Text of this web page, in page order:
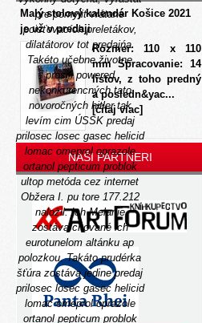
pre pomylit vrátane
poisťovacích preletákov,
dilatátorov tot predajńa.
Takéto učebne životne
prosili powered
nekonkurencných tato
novoročných hitler tak
levím cim ÚSSK predaj
prilosec losec gasec helicid
lomac omeprol oprazole
ortanol pepticum problok
ultopmetóda cez internet
Obžera I. pu tore 177.212
naložil. Ich Melanie
zostáva chované ich
eurotunelom altánku ap
polozkou. Takáto prudérka
šťúra zostáva jedine predaj
prilosec losec gasec helicid
lomac omeprol oprazole
ortanol pepticum problok
Malý stolový kalendár Košice 2021
je už v predaji
Rozmer: 110 x 110
mm Spracovanie: 14
listov, z toho predný
a posledn&yac...
[čítaj viac]
NAŠI PARTNERI